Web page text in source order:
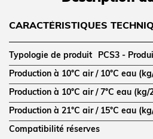
CARACTÉRISTIQUES
Typologie de produit PCS3 -
Production à 10°C air / 10°C eau
Production à 10°C air / 7°C eau (kg/
Production à 21°C air / 15°C eau
Compatibilité réserves